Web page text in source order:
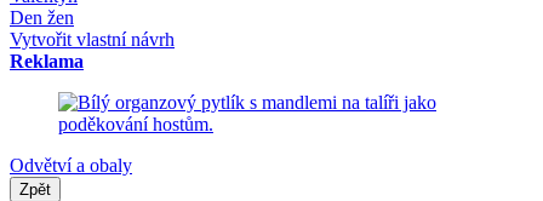
Den žen
Vytvořit vlastní návrh
Reklama
Odvětví a obaly
Zpět